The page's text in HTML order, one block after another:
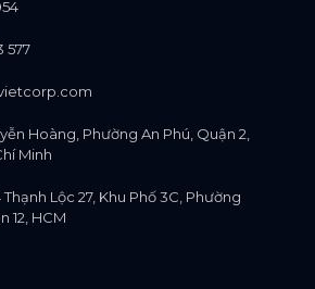
577
Hoàng, Phường An Phú, Quận 2,
Minh
Thạnh Lộc 27, Khu Phố 3C, Phường
12, HCM